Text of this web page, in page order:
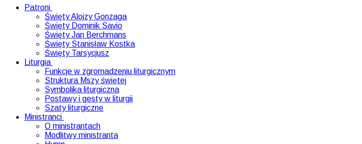
Patroni
Święty Alojzy Gonzaga
Święty Dominik Savio
Święty Jan Berchmans
Święty Stanisław Kostka
Święty Tarsycjusz
Liturgia
Funkcje w zgromadzeniu liturgicznym
Struktura Mszy świętej
Symbolika liturgiczna
Postawy i gesty w liturgii
Szaty liturgiczne
Ministranci
O ministrantach
Modlitwy ministranta